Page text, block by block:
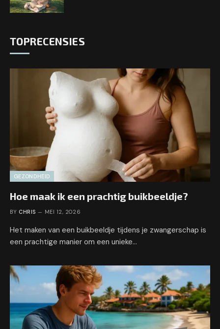
TOPRECENSIES
GEZONDHEID
Hoe maak ik een prachtig buikbeeldje?
BY CHRIS MEI 12, 2026
Het maken van een buikbeeldje tijdens je zwangerschap is
een prachtige manier om een unieke…